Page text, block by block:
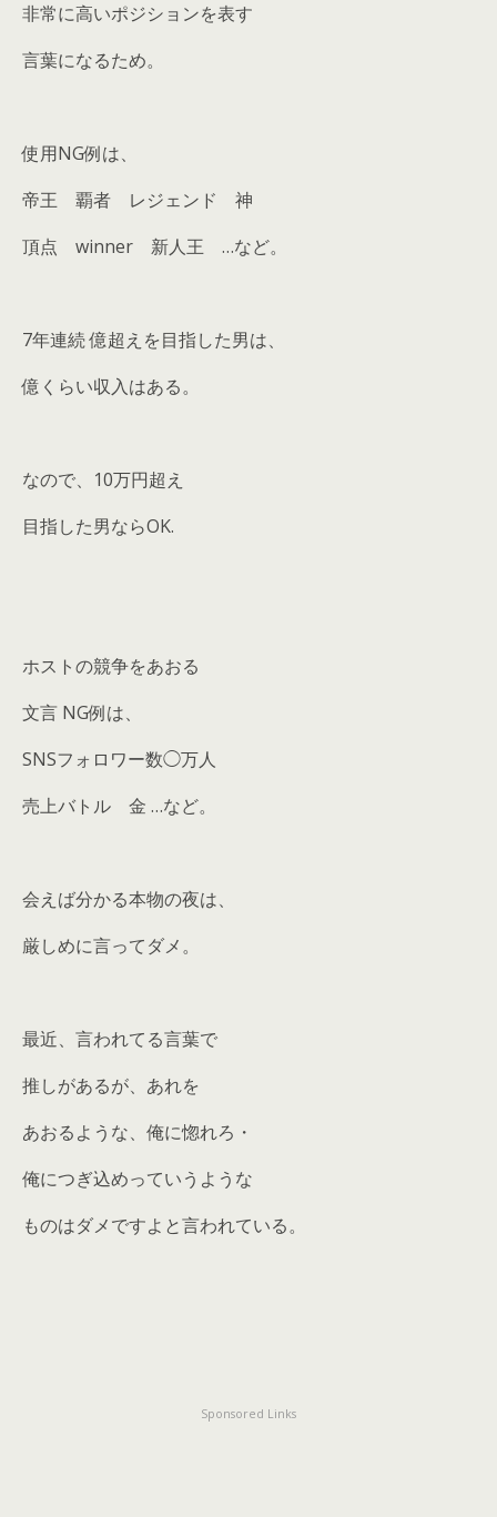
非常に高いポジションを表す
言葉になるため。
使用NG例は、
帝王 覇者 レジェンド 神
頂点 winner 新人王 …など。
7年連続 億超えを目指した男は、
億くらい収入はある。
なので、10万円超え
目指した男ならOK.
ホストの競争をあおる
文言 NG例は、
SNSフォロワー数◯万人
売上バトル 金 …など。
会えば分かる本物の夜は、
厳しめに言ってダメ。
最近、言われてる言葉で
推しがあるが、あれを
あおるような、俺に惚れろ・
俺につぎ込めっていうような
ものはダメですよと言われている。
Sponsored Links